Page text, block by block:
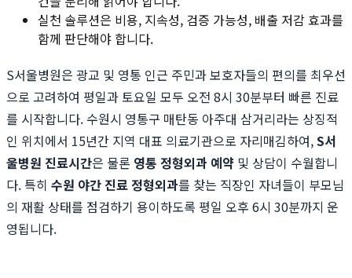
실천 솔루션은 비용, 지속성, 검증 가능성, 배출 저감 효과를
함께 판단해야 합니다.
S서울병원은 광교 및 영통 인근 주민과 보호자들의 편의를 최우선
으로 고려하여 평일과 토요일 모두 오전 8시 30분부터 빠른 진료
를 시작합니다. 수원시 영통구 매탄동 아주대 삼거리라는 상징적
인 위치에서 15년간 지역 대표 의료기관으로 자리매김하여,S서
울병원 진료시간은 물론 영통 정형외과 예약 및 상담이 수월합니
다. 특히 수원 야간 진료 정형외과를 찾는 직장인 자녀들이 부모님
의 재활 상태를 점검하기 용이하도록 평일 오후 6시 30분까지 운
영됩니다.